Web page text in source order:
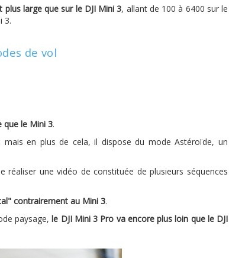
plus large que sur le DJI Mini 3, allant de 100 à 6400 sur le
3.
de vol
que le Mini 3.
en plus de cela, il dispose du mode Astéroïde, un
une vidéo de constituée de plusieurs séquences
contrairement au Mini 3.
paysage,le DJI Mini 3 Pro va encore plus loin que le DJI